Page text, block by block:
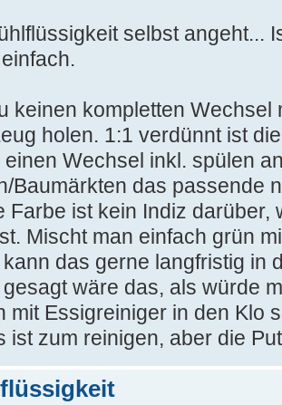
selbst angeht...
keinen kompletten Wechsel
holen. 1:1 verdünnt ist
einen Wechsel inkl. spülen
Baumärkten das passende
Farbe ist kein Indiz darüber,
Mischt man einfach grün
das gerne langfristig in
wäre das, als würde
mit Essigreiniger in den Klo
ist zum reinigen, aber die